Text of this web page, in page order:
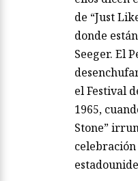
de “Just
donde
Seeger. El
el Festival
1965,
Stone”